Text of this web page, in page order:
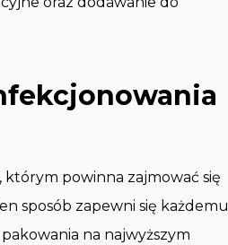
powinna zajmować się
sposób zapewni się każdemu
na najwyższym